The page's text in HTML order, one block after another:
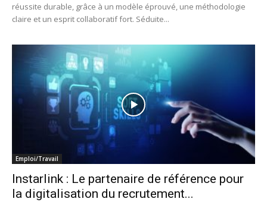
réussite durable, grâce à un modèle éprouvé, une méthodologie
claire et un esprit collaboratif fort. Séduite...
Emploi/Travail
Instarlink : Le partenaire de référence pour
la digitalisation du recrutement...